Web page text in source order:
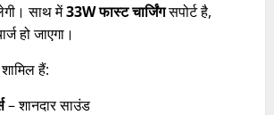
साथ में33W फास्ट चार्जिंगसपोर्ट है,
हो जाएगा।
हैं:
– शानदार साउंड